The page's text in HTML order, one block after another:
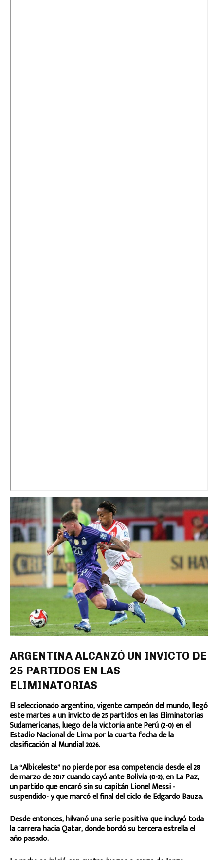
ARGENTINA ALCANZÓ UN INVICTO DE
25 PARTIDOS EN LAS
ELIMINATORIAS
El seleccionado argentino, vigente campeón del mundo, llegó
este martes a un invicto de 25 partidos en las Eliminatorias
Sudamericanas, luego de la victoria ante Perú (2-0) en el
Estadio Nacional de Lima por la cuarta fecha de la
clasificación al Mundial 2026.
La “Albiceleste” no pierde por esa competencia desde el 28
de marzo de 2017 cuando cayó ante Bolivia (0-2), en La Paz,
un partido que encaró sin su capitán Lionel Messi -
suspendido- y que marcó el final del ciclo de Edgardo Bauza.
Desde entonces, hilvanó una serie positiva que incluyó toda
la carrera hacia Qatar, donde bordó su tercera estrella el
año pasado.